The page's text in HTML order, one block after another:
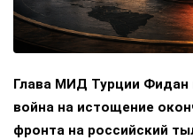
Глава МИД Турции Фидан
война на истощение
фронта на российский